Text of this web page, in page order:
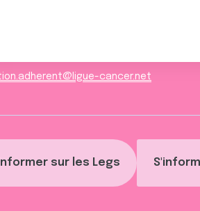
sur les Legs
cancer.net